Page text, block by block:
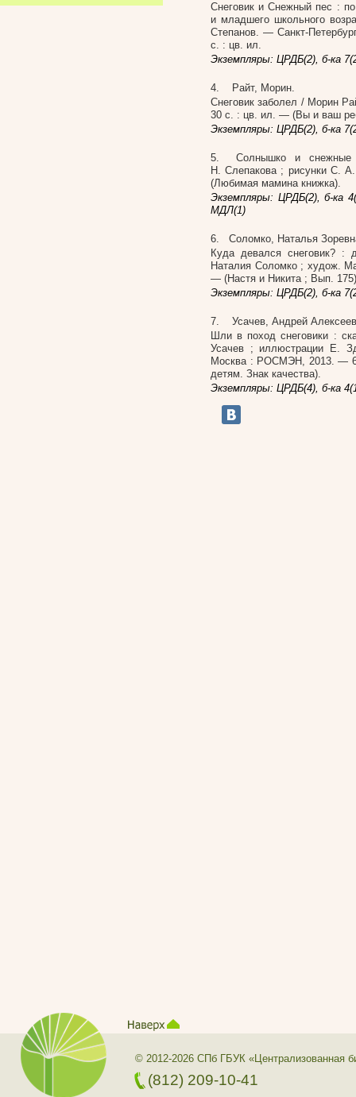
Снеговик и Снежный пес :
и младшего школьного
Степанов. — Санкт-
с. : цв. ил.
Экземпляры: ЦРДБ(2), б-ка
4. Райт, Морин.
Снеговик заболел / Морин
30 с. : цв. ил. — (Вы и ваш
Экземпляры: ЦРДБ(2), б-ка
5. Солнышко и снежные
Н. Слепакова ; рисунки С.
(Любимая мамина книжка).
Экземпляры: ЦРДБ(2), б-ка
МДЛ(1)
6. Соломко, Наталья
Куда девался снеговик? :
Наталия Соломко ; худож.
— (Настя и Никита ; Вып.
Экземпляры: ЦРДБ(2), б-ка
7. Усачев, Андрей
Шли в поход снеговики :
Усачев ; иллюстрации Е.
Москва : РОСМЭН, 2013. —
детям. Знак качества).
Экземпляры: ЦРДБ(4), б-ка
© 2012-2026 СПб ГБУК «Централизованная
(812) 209-10-41